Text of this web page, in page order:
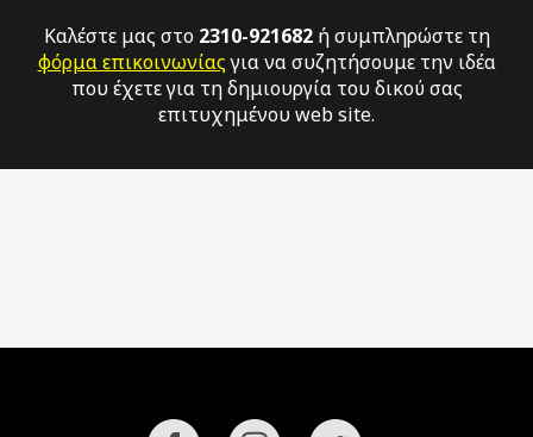
Καλέστε μας στο 2310-921682ή συμπληρώστε τη
φόρμα επικοινωνίαςγια να συζητήσουμε την ιδέα
που έχετε για τη δημιουργία του δικού σας
επιτυχημένου web site.